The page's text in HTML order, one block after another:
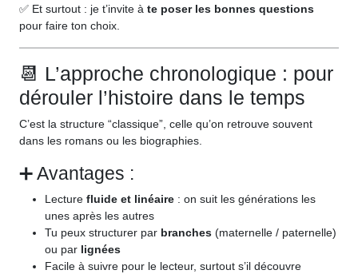
✅ Et surtout : je t’invite à te poser les bonnes questions
pour faire ton choix.
📆 L’approche chronologique : pour
dérouler l’histoire dans le temps
C’est la structure “classique”, celle qu’on retrouve souvent
dans les romans ou les biographies.
➕ Avantages :
Lecture fluide et linéaire : on suit les générations les
unes après les autres
Tu peux structurer par branches (maternelle / paternelle)
ou par lignées
Facile à suivre pour le lecteur, surtout s’il découvre